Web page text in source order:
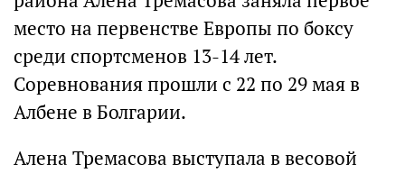
место на первенстве Европы по боксу
среди спортсменов 13-14 лет.
Соревнования прошли с 22 по 29 мая в
Албене в Болгарии.
Алена Тремасова выступала в весовой